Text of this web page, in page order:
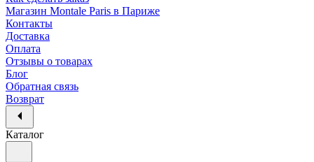
Магазин Montale Paris в Париже
Контакты
Доставка
Оплата
Отзывы о товарах
Блог
Обратная связь
Возврат
Каталог